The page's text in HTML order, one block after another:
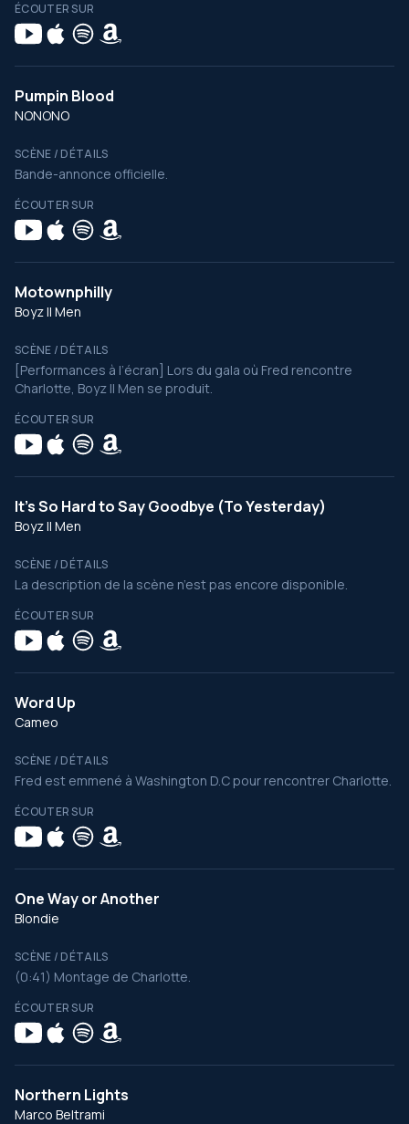
ÉCOUTER SUR
Pumpin Blood
NONONO
SCÈNE / DÉTAILS
Bande-annonce officielle.
ÉCOUTER SUR
Motownphilly
Boyz II Men
SCÈNE / DÉTAILS
[Performances à l’écran] Lors du gala où Fred rencontre
Charlotte, Boyz II Men se produit.
ÉCOUTER SUR
It's So Hard to Say Goodbye (To Yesterday)
Boyz II Men
SCÈNE / DÉTAILS
La description de la scène n’est pas encore disponible.
ÉCOUTER SUR
Word Up
Cameo
SCÈNE / DÉTAILS
Fred est emmené à Washington D.C pour rencontrer Charlotte.
ÉCOUTER SUR
One Way or Another
Blondie
SCÈNE / DÉTAILS
(0:41) Montage de Charlotte.
ÉCOUTER SUR
Northern Lights
Marco Beltrami